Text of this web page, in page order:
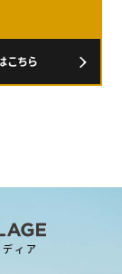
こちら
ィア